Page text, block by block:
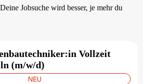
Deine Jobsuche wird besser, je mehr du
Vollzeit
(m/w/d)
NEU